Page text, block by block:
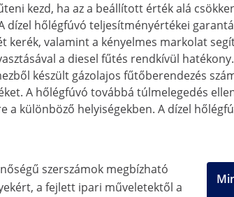
kezd, ha az a beállított érték alá
hőlégfúvó teljesítményértékei
kerék, valamint a kényelmes markolat
a diesel fűtés rendkívül hatékony.
készült gázolajos fűtőberendezés
A hőlégfúvó továbbá túlmelegedés
különböző helyiségekben. A dízel
szerszámok megbízható
a fejlett ipari műveletektől a